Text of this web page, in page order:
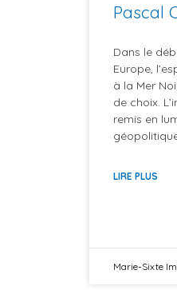
Pascal
Dans le
Europe,
à la Mer
de choix.
remis en
LIRE PLUS
Marie-Sixte